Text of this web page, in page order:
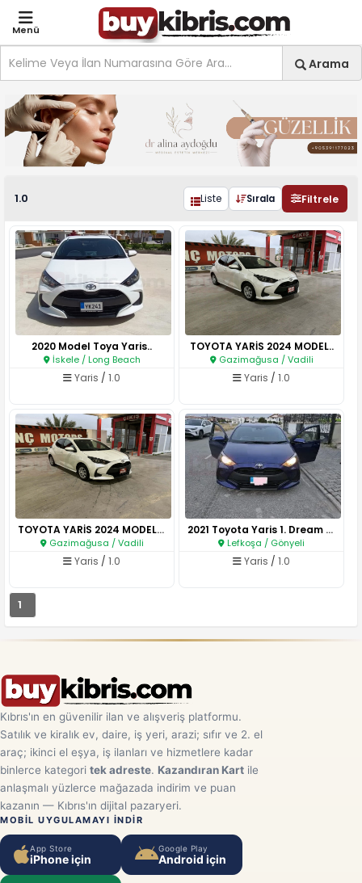
Menü
Ara
Arama
Toyota 1.0 ilanları,
1.0 Liste Sırala Filtrele
2020 Model Toya Yaris..
İskele / Long Beach
Yaris / 1.0
TOYOTA YARİS 2024 MODEL..
Gazimağusa / Vadili
Yaris /1.0
TOYOTA YARİS 2024 MODEL 1.000 ..
Gazimağusa / Vadili
Yaris / 1.0
2021 Toyota Yaris 1. Dream Mul..
Lefkoşa / Gönyeli
Yaris /1.0
1
Kıbrıs'ın en güvenilir ilan ve alışveriş platformu.
Satılık ve kiralık ev, daire, iş yeri, arazi; sıfır ve 2. el
araç; ikinci el eşya, iş ilanları ve hizmetlere kadar
binlerce kategori tek adreste. Kazandıran Kart ile
anlaşmalı yüzlerce mağazada indirim ve puan
kazanın — Kıbrıs'ın dijital pazaryeri.
MOBIL UYGULAMAYI INDIR
App Store
iPhone için
Google Play
Android için